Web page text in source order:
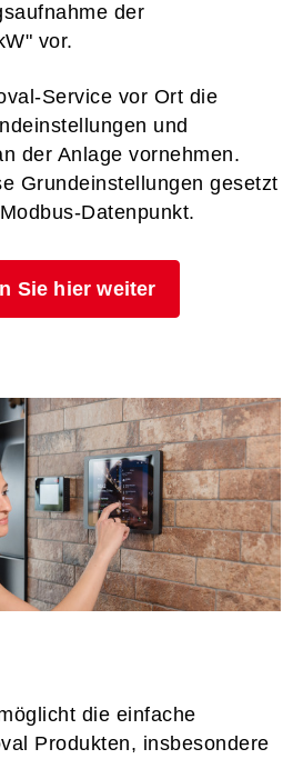
der
vor.
Service vor Ort die
und
der Anlage vornehmen.
Grundeinstellungen gesetzt
Datenpunkt.
Sie hier weiter
die einfache
Produkten, insbesondere